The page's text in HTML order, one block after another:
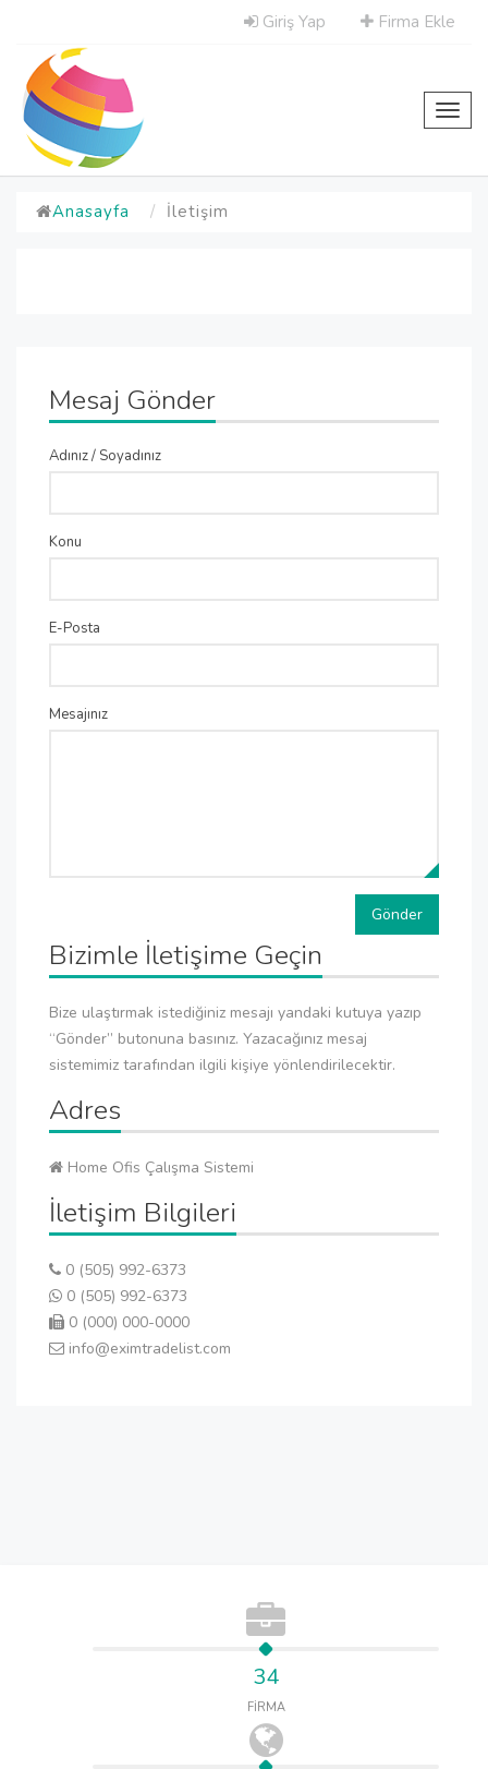
Giriş Yap Firma Ekle
Anasayfa İletişim
Mesaj Gönder
Adınız / Soyadınız
Konu
E-Posta
Mesajınız
Gönder
Bizimle İletişime Geçin
Bize ulaştırmak istediğiniz mesajı yandaki kutuya yazıp
“Gönder” butonuna basınız. Yazacağınız mesaj
sistemimiz tarafından ilgili kişiye yönlendirilecektir.
Adres
Home Ofis Çalışma Sistemi
İletişim Bilgileri
0 (505) 992-6373
0 (505) 992-6373
0 (000) 000-0000
info@eximtradelist.com
34
FİRMA